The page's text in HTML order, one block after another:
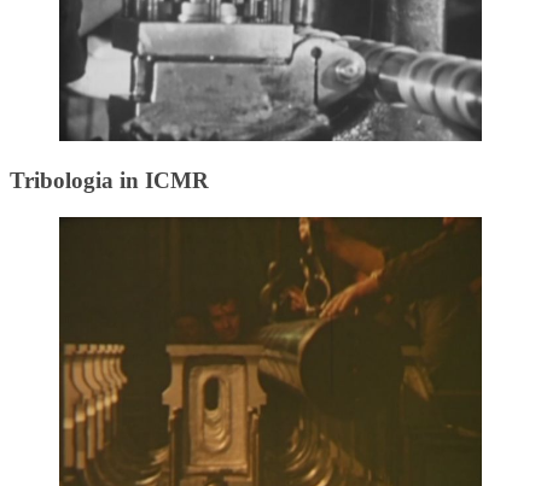
Tribologia in ICMR